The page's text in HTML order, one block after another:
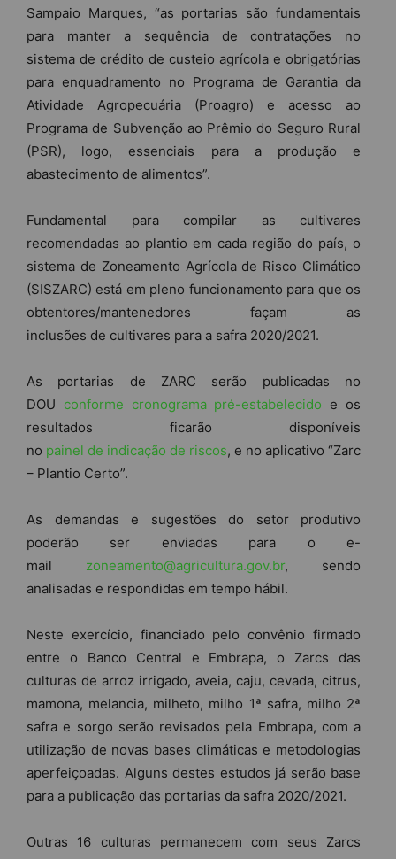
Sampaio Marques, “as portarias são fundamentais
para manter a sequência de contratações no
sistema de crédito de custeio agrícola e obrigatórias
para enquadramento no Programa de Garantia da
Atividade Agropecuária (Proagro) e acesso ao
Programa de Subvenção ao Prêmio do Seguro Rural
(PSR), logo, essenciais para a produção e
abastecimento de alimentos”.
Fundamental para compilar as cultivares
recomendadas ao plantio em cada região do país, o
sistema de Zoneamento Agrícola de Risco Climático
(SISZARC) está em pleno funcionamento para que os
obtentores/mantenedores façam as
inclusões de cultivares para a safra 2020/2021.
As portarias de ZARC serão publicadas no
DOU conforme cronogramapré-estabelecido e os
resultados ficarão disponíveis
no painel de indicação de riscos, e no aplicativo “Zarc
– Plantio Certo”.
As demandas e sugestões do setor produtivo
poderão ser enviadas para o e-
mail zoneamento@agricultura.gov.br, sendo
analisadas e respondidas em tempo hábil.
Neste exercício, financiado pelo convênio firmado
entre o Banco Central e Embrapa, o Zarcs das
culturas de arroz irrigado, aveia, caju, cevada, citrus,
mamona, melancia, milheto, milho 1ª safra, milho 2ª
safra e sorgo serão revisados pela Embrapa, com a
utilização de novas bases climáticas e metodologias
aperfeiçoadas. Alguns destes estudos já serão base
para a publicação das portarias da safra 2020/2021.
Outras 16 culturas permanecem com seus Zarcs